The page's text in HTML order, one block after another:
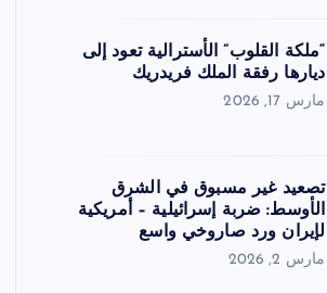
“ملكة القلوب” الأسترالية تعود إلى
ديارها رفقة الملك فريدريك
مارس 17, 2026
تصعيد غير مسبوق في الشرق
الأوسط: ضربة إسرائيلية – أمريكية
لإيران ورد صاروخي واسع
مارس 2, 2026